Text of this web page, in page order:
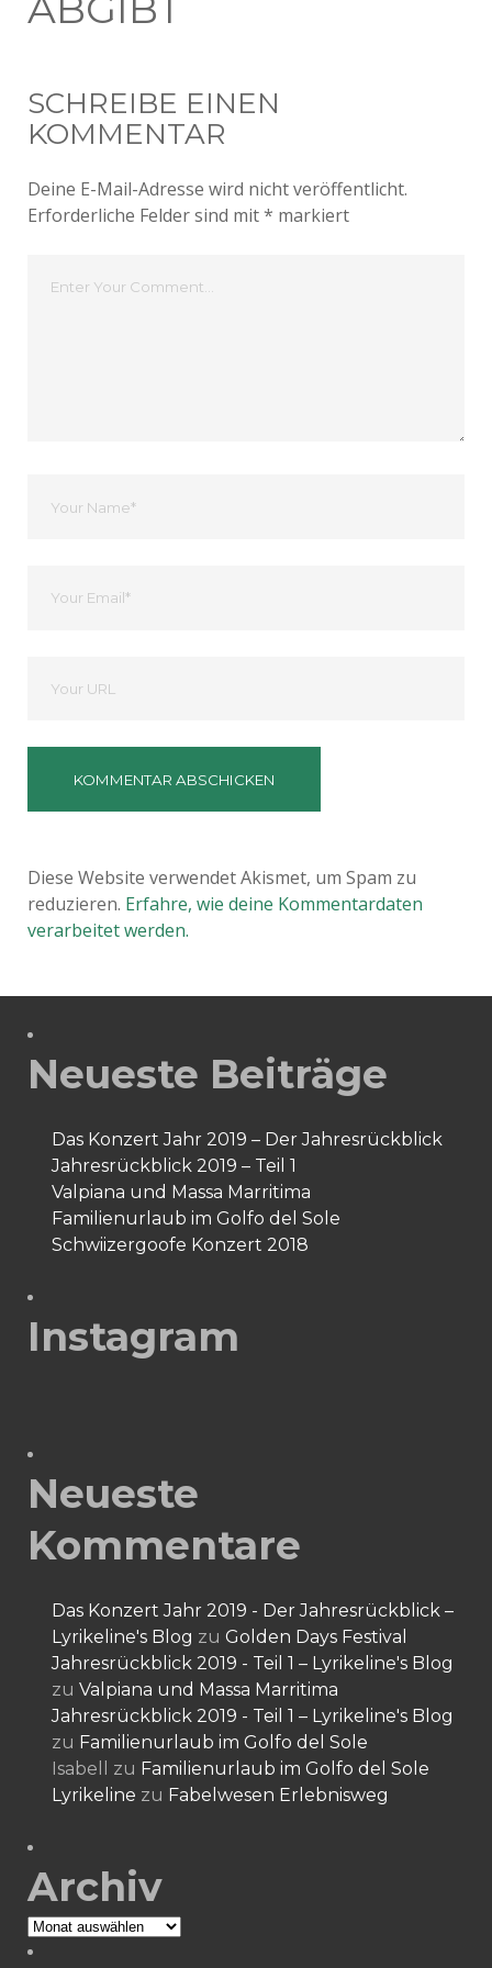
SCHREIBE EINEN
KOMMENTAR
Deine E-Mail-Adresse wird nicht veröffentlicht.
Erforderliche Felder sind mit* markiert
Kommentar
Name
Email
Website
Diese Website verwendet Akismet, um Spam zu
reduzieren. Erfahre, wie deine Kommentardaten
verarbeitet werden.
Neueste Beiträge
Das Konzert Jahr 2019 – Der Jahresrückblick
Jahresrückblick 2019 – Teil 1
Valpiana und Massa Marritima
Familienurlaub im Golfo del Sole
Schwiizergoofe Konzert 2018
Instagram
Neueste
Kommentare
Das Konzert Jahr 2019 - Der Jahresrückblick –
Lyrikeline's Blog zu Golden Days Festival
Jahresrückblick 2019 - Teil 1 – Lyrikeline's Blog
zu Valpiana und Massa Marritima
Jahresrückblick 2019 - Teil 1 – Lyrikeline's Blog
zu Familienurlaub im Golfo del Sole
Isabell
zu Familienurlaub im Golfo del Sole
Lyrikeline zu Fabelwesen Erlebnisweg
Archiv
Archiv